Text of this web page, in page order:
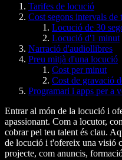
Tarifes de locució
Cost segons intervals de
Locució de 30
Locució d'1 minut
Narració d'audiollibres
Preu mitjà d'una locució
Cost per minut
Cost de gravació
Programari i apps per a
Entrar al món de la locució i
apassionant. Com a locutor,
cobrar pel teu talent és clau.
de locució i t'ofereix una visió
projecte, com anuncis,